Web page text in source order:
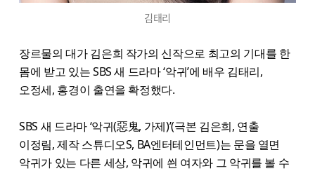
김태리
장르물의 대가 김은희 작가의 신작으로 최고의 기대를 한
몸에 받고 있는 SBS 새 드라마 ‘악귀’에 배우 김태리,
오정세, 홍경이 출연을 확정했다.
SBS 새 드라마 ‘악귀(惡鬼, 가제)’(극본 김은희, 연출
이정림, 제작 스튜디오S, BA엔터테인먼트)는 문을 열면
악귀가 있는 다른 세상, 악귀에 씐 여자와 그 악귀를 볼 수